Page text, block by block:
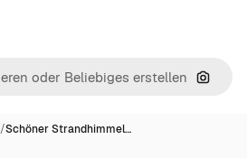
Nach
/Schöner Strandhimmel…